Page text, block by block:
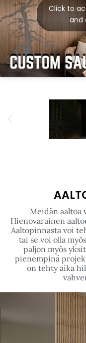
Sawohouse
upea rasteroitu
työhön. Seinä
Saunan puolelle
patterni.
eläinteema
Click to
Meidän aaltoa